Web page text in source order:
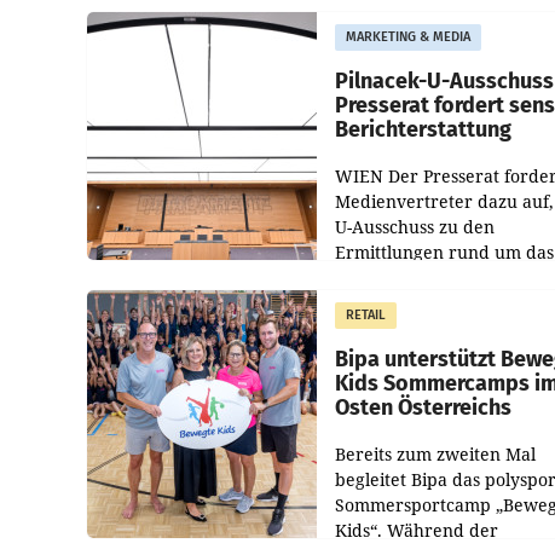
MARKETING & MEDIA
Pilnacek-U-
Presserat fordert
Berichterstattung
WIEN Der Presserat
Medienvertreter dazu
U-Ausschuss zu den
Ermittlungen rund um das
im Justizministerium,
Pilnacek, auf sensible
RETAIL
Bipa unterstützt
Kids Sommercamps
Osten Österreichs
Bereits zum zweiten Mal
begleitet Bipa das
Sommersportcamp
Kids“. Während der